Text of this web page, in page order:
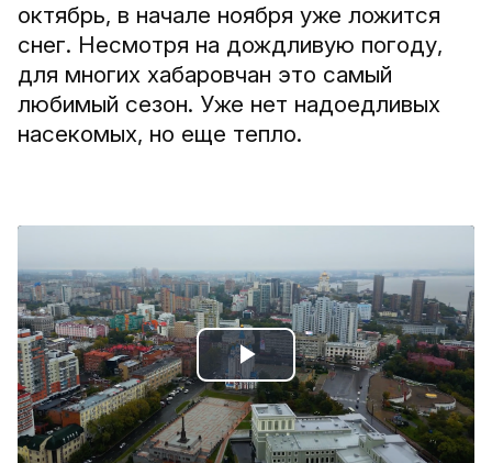
октябрь, в начале ноября уже ложится
снег. Несмотря на дождливую погоду,
для многих хабаровчан это самый
любимый сезон. Уже нет надоедливых
насекомых, но еще тепло.
Play
Video